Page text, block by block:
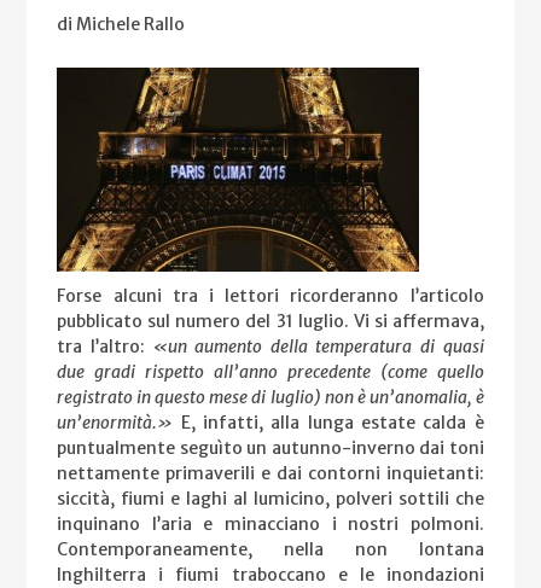
di Michele Rallo
Forse alcuni tra i lettori ricorderanno l’articolo
pubblicato sul numero del 31 luglio. Vi si affermava,
tra l’altro: «un aumento della temperatura di quasi
due gradi rispetto all’anno precedente (come quello
registrato in questo mese di luglio) non è un’anomalia, è
un’enormità.» E, infatti, alla lunga estate calda è
puntualmente seguìto un autunno-inverno dai toni
nettamente primaverili e dai contorni inquietanti:
siccità, fiumi e laghi al lumicino, polveri sottili che
inquinano l’aria e minacciano i nostri polmoni.
Contemporaneamente, nella non lontana
Inghilterra i fiumi traboccano e le inondazioni